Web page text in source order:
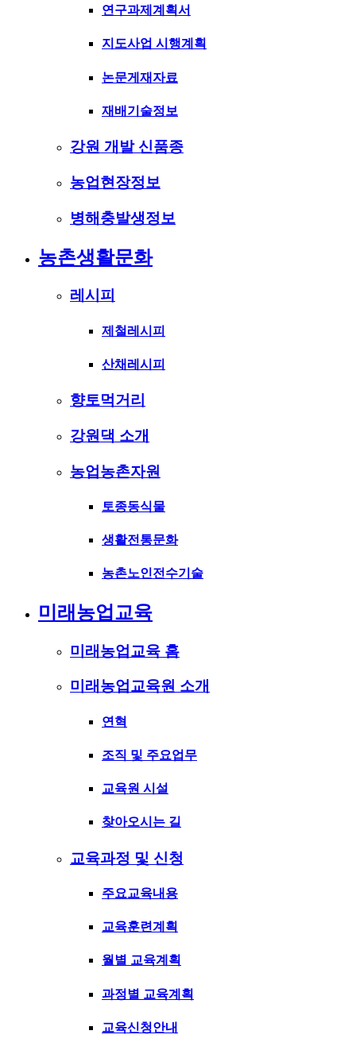
연구과제계획서
지도사업 시행계획
논문게재자료
재배기술정보
강원 개발 신품종
농업현장정보
병해충발생정보
농촌생활문화
레시피
제철레시피
산채레시피
향토먹거리
강원댁 소개
농업농촌자원
토종동식물
생활전통문화
농촌노인전수기술
미래농업교육
미래농업교육 홈
미래농업교육원 소개
연혁
조직 및 주요업무
교육원 시설
찾아오시는 길
교육과정 및 신청
주요교육내용
교육훈련계획
월별 교육계획
과정별 교육계획
교육신청안내